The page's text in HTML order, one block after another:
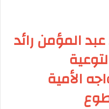
المؤمن رائد
الأمية